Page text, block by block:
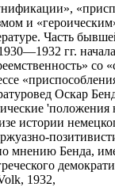
и
Часть
гг.
Оскар
истории
мнению Бенда,
1932,